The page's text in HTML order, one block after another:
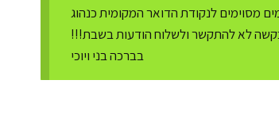
מסוימים לנקודת הדואר המקומית כנהוג
לא להתקשר ולשלוח הודעות בשבת!!!
בברכה בני ויוכי